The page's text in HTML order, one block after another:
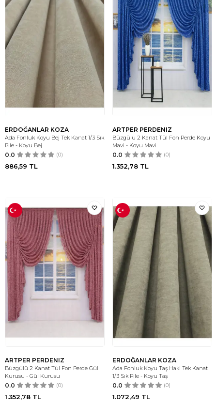
ERDOĞANLAR KOZA
Ada Fonluk Koyu Bej Tek Kanat 1/3 Sık
Pile - Koyu Bej
0.0 (0)
886,59 TL
ARTPER PERDENIZ
Büzgülü 2 Kanat Tül Fon Perde Koyu
Mavi - Koyu Mavi
0.0 (0)
1.352,78 TL
ARTPER PERDENIZ
Büzgülü 2 Kanat Tül Fon Perde Gül
Kurusu - Gül Kurusu
0.0 (0)
1.352,78 TL
ERDOĞANLAR KOZA
Ada Fonluk Koyu Taş Haki Tek Kanat
1/3 Sık Pile - Koyu Taş
0.0 (0)
1.072,49 TL